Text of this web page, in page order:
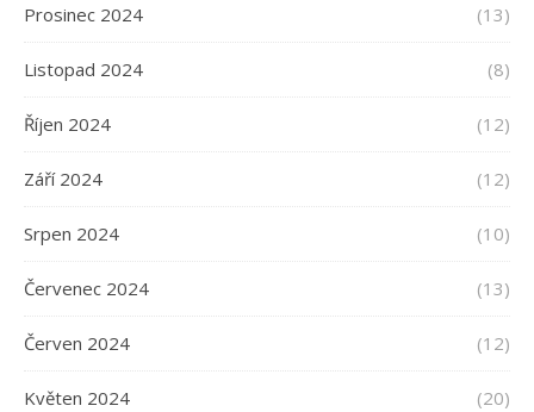
Prosinec 2024 (13)
Listopad 2024 (8)
Říjen 2024 (12)
Září 2024 (12)
Srpen 2024 (10)
Červenec 2024 (13)
Červen 2024 (12)
Květen 2024 (20)